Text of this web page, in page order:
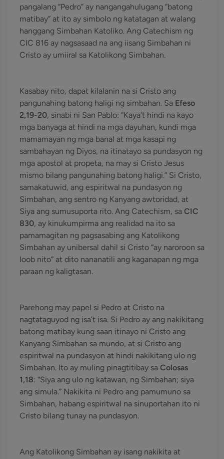
pangalang “Pedro” ay nangangahulugang “batong
matibay” at ito ay simbolo ng katatagan at walang
hanggang Simbahan Katoliko. Ang Catechism ng
CIC 816 ay nagsasaad na ang iisang Simbahan ni
Cristo ay umiiral sa Katolikong Simbahan.
Kasabay nito, dapat kilalanin na si Cristo ang
pangunahing batong haligi ng simbahan. Sa Efeso
2,19-20, sinabi ni San Pablo: “Kaya't hindi na kayo
mga banyaga at hindi na mga dayuhan, kundi mga
mamamayan ng mga banal at mga kasapi ng
sambahayan ng Diyos, na itinatayo sa pundasyon ng
mga apostol at propeta, na may si Cristo Jesus
mismo bilang pangunahing batong haligi.” Si Cristo,
samakatuwid, ang espiritwal na pundasyon ng
Simbahan, ang sentro ng Kanyang awtoridad, at
Siya ang sumusuporta rito. Ang Catechism, sa CIC
830, ay kinukumpirma ang realidad na ito sa
pamamagitan ng pagsasabing ang Katolikong
Simbahan ay unibersal dahil si Cristo “ay naroroon sa
loob nito” at dito nananatili ang kaganapan ng mga
paraan ng kaligtasan.
Parehong may papel si Pedro at Cristo na
nagtataguyod ng isa’t isa. Si Pedro ay ang nakikitang
batong matibay kung saan itinayo ni Cristo ang
Kanyang Simbahan sa mundo, at si Cristo ang
espiritwal na pundasyon at hindi nakikitang ulo ng
Simbahan. Ito ay muling pinagtitibay sa Colosas
1,18: “Siya ang ulo ng katawan, ng Simbahan; siya
ang simula.” Nakikita ni Pedro ang pamumuno sa
Simbahan, habang espiritwal na sinuportahan ito ni
Cristo bilang tunay na pundasyon.
Ang Katolikong Simbahan ay isang nakikita at